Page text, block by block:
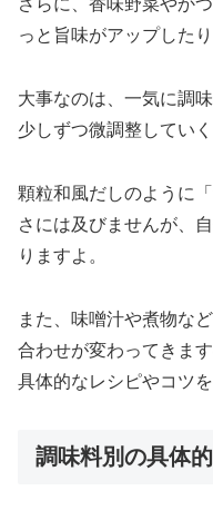
さらに、香味野菜やか
っと旨味がアップした
大事なのは、一気に調
少しずつ微調整していく
顆粒和風だしのように
さには及びませんが、
りますよ。
また、味噌汁や煮物な
合わせが変わってきま
具体的なレシピやコツ
調味料別の具体